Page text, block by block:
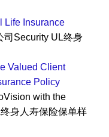
Life Insurance
司Security UL终身
Valued Client
Policy
with the
身人寿保险保单样